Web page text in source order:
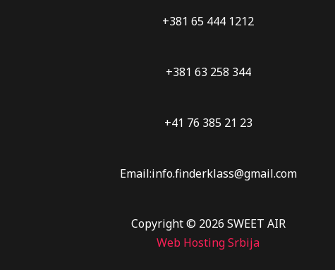
+381 65 444 1212
+381 63 258 344
+41 76 385 21 23
Email:info.finderklass@gmail.com
Copyright © 2026 SWEET AIR
Web Hosting Srbija